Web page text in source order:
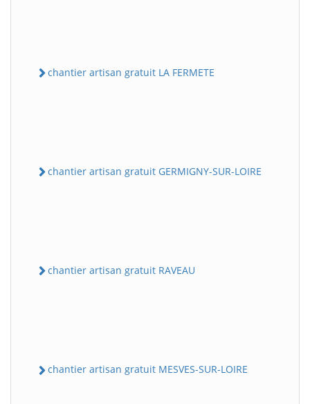
chantier artisan gratuit LA FERMETE
chantier artisan gratuit GERMIGNY-SUR-LOIRE
chantier artisan gratuit RAVEAU
chantier artisan gratuit MESVES-SUR-LOIRE